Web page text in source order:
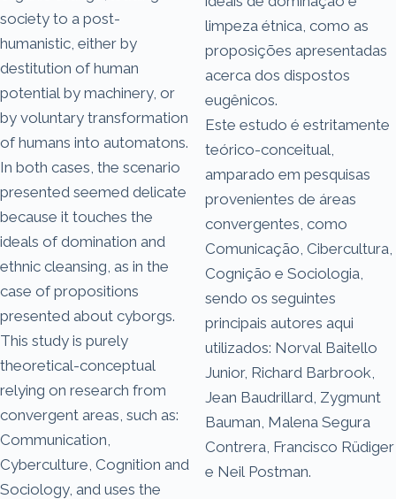
society to a post-
humanistic, either by
destitution of human
potential by machinery, or
by voluntary transformation
of humans into automatons.
In both cases, the scenario
presented seemed delicate
because it touches the
ideals of domination and
ethnic cleansing, as in the
case of propositions
presented about cyborgs.
This study is purely
theoretical-conceptual
relying on research from
convergent areas, such as:
Communication,
Cyberculture, Cognition and
Sociology, and uses the
limpeza étnica, como as
proposições apresentadas
acerca dos dispostos
eugênicos.
Este estudo é estritamente
teórico-conceitual,
amparado em pesquisas
provenientes de áreas
convergentes, como
Comunicação, Cibercultura,
Cognição e Sociologia,
sendo os seguintes
principais autores aqui
utilizados: Norval Baitello
Junior, Richard Barbrook,
Jean Baudrillard, Zygmunt
Bauman, Malena Segura
Contrera, Francisco Rüdiger
e Neil Postman.